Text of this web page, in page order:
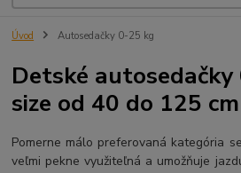
Úvod Autosedačky 0-25 kg
Detské
size od 40 do 125 cm
Pomerne málo preferovaná kategória
veľmi pekne využiteľná a umožňuje